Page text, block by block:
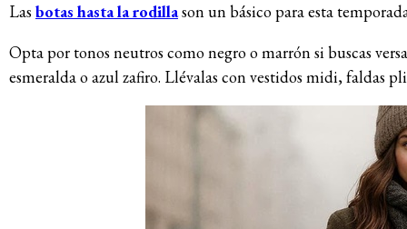
Las botas hasta la rodillason un básico para esta
Opta por tonos neutros como negro o marrón si buscas
esmeralda o azul zafiro. Llévalas con vestidos midi, faldas